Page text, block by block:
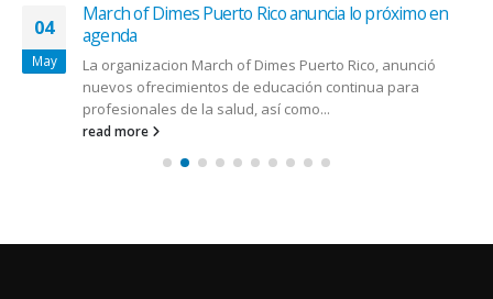
04
May
March of Dimes Puerto Rico anuncia lo próximo en
agenda
La organizacion March of Dimes Puerto Rico, anunció
nuevos ofrecimientos de educación continua para
profesionales de la salud, así como...
read more